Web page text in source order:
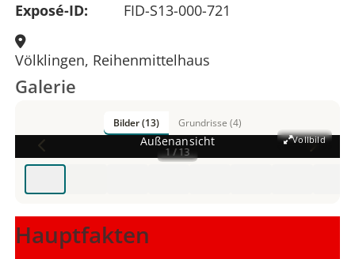
Exposé-ID:
FID-S13-000-721
Völklingen, Reihenmittelhaus
Galerie
Bilder (13) Grundrisse (4)
1 / 13
Vollbild
Außenansicht
Hauptfakten